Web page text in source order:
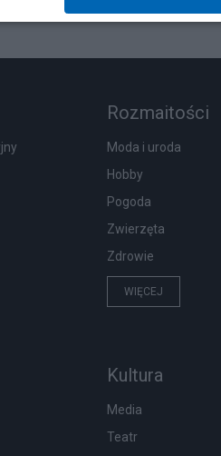
Rozmaitości
Moda i uroda
Hobby
Pogoda
Zwierzęta
Zdrowie
WIĘCEJ
Kultura
Media
Teatr